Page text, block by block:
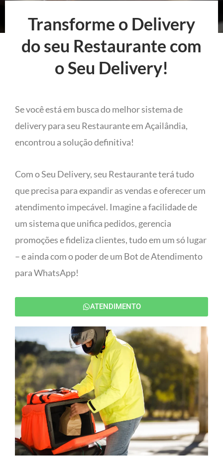
Transforme o Delivery
do seu Restaurante com
o Seu Delivery!
Se você está em busca do melhor sistema de
delivery para seu Restaurante em Açailândia,
encontrou a solução definitiva!
Com o Seu Delivery, seu Restaurante terá tudo
que precisa para expandir as vendas e oferecer um
atendimento impecável. Imagine a facilidade de
um sistema que unifica pedidos, gerencia
promoções e fideliza clientes, tudo em um só lugar
– e ainda com o poder de um Bot de Atendimento
para WhatsApp!
ATENDIMENTO